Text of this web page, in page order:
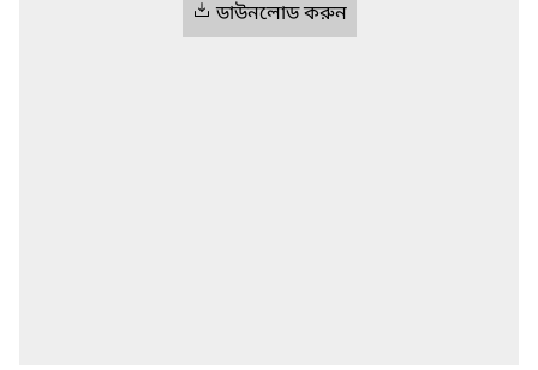
ডাউনলোড করুন